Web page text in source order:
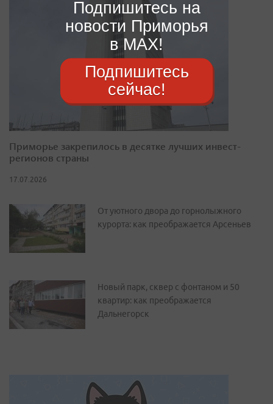
Приморье закрепилось в десятке лучших инвест-
регионов страны
17.07.2026
От уютного двора до горнолыжного
курорта: как преображается Арсеньев
Новый парк, сквер с фонтаном и 50
квартир: как преображается
Дальнегорск
Подпишитесь на
новости Приморья
в MAX!
Подпишитесь
сейчас!